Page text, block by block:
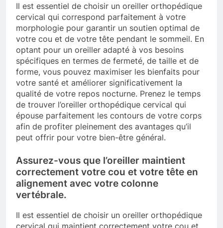
Il est essentiel de choisir un oreiller orthopédique
cervical qui correspond parfaitement à votre
morphologie pour garantir un soutien optimal de
votre cou et de votre tête pendant le sommeil. En
optant pour un oreiller adapté à vos besoins
spécifiques en termes de fermeté, de taille et de
forme, vous pouvez maximiser les bienfaits pour
votre santé et améliorer significativement la
qualité de votre repos nocturne. Prenez le temps
de trouver l’oreiller orthopédique cervical qui
épouse parfaitement les contours de votre corps
afin de profiter pleinement des avantages qu’il
peut offrir pour votre bien-être général.
Assurez-vous que l’oreiller maintient
correctement votre cou et votre tête en
alignement avec votre colonne
vertébrale.
Il est essentiel de choisir un oreiller orthopédique